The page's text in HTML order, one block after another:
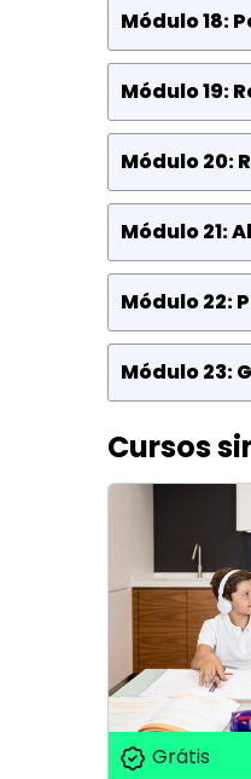
Módulo 18:
Módulo 19:
Módulo 20:
Módulo 21:
Módulo 22:
Módulo 23:
Cursos
Grátis